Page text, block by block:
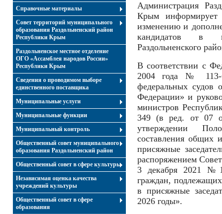
Справочные материалы
Совет территорий муниципального
образования Раздольненский район
Республики Крым
Раздольненское местное отделение
ОГО «Ассамблея народов России»
Республики Крым
Cведения о проводимом выборе
единственного поставщика
Муниципальные услуги
Муниципальные функции
Муниципальный контроль
Общественный совет муниципального
образования Раздольненский район
Общественный совет в сфере культуры
Независимая оценка качества
учреждений культуры
Общественный совет в сфере
образования
Администрация
Крым
изменению и
кандидатов в
Раздольненского
В соответствии с
2004 года № 113-
федеральных судов
Федерации» и
министров
349 (в ред. от 07
утверждении
составления общих
присяжные
распоряжением
3 декабря 2021
граждан,
в присяжные
2026 годы».